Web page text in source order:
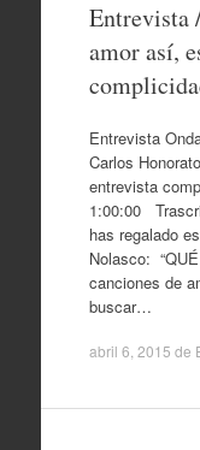
Entrevista
amor así,
Entrevista
Carlos
entrevista
1:00:00
has regalado
Nolasco:
canciones de
buscar…
abril 6, 2015 de